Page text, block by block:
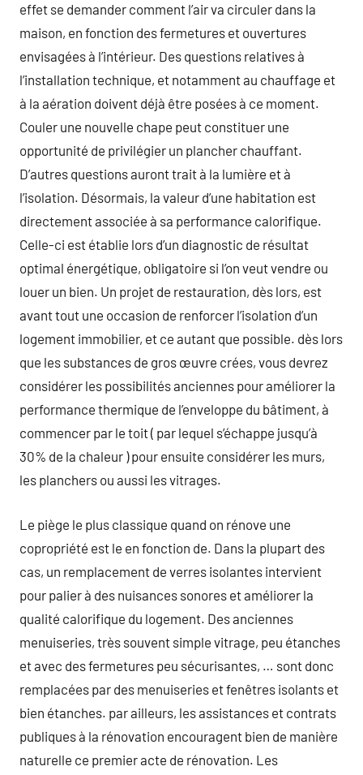
effet se demander comment l’air va circuler dans la
maison, en fonction des fermetures et ouvertures
envisagées à l’intérieur. Des questions relatives à
l’installation technique, et notamment au chauffage et
à la aération doivent déjà être posées à ce moment.
Couler une nouvelle chape peut constituer une
opportunité de privilégier un plancher chauffant.
D’autres questions auront trait à la lumière et à
l’isolation. Désormais, la valeur d’une habitation est
directement associée à sa performance calorifique.
Celle-ci est établie lors d’un diagnostic de résultat
optimal énergétique, obligatoire si l’on veut vendre ou
louer un bien. Un projet de restauration, dès lors, est
avant tout une occasion de renforcer l’isolation d’un
logement immobilier, et ce autant que possible. dès lors
que les substances de gros œuvre crées, vous devrez
considérer les possibilités anciennes pour améliorer la
performance thermique de l’enveloppe du bâtiment, à
commencer par le toit ( par lequel s’échappe jusqu’à
30% de la chaleur ) pour ensuite considérer les murs,
les planchers ou aussi les vitrages.
Le piège le plus classique quand on rénove une
copropriété est le en fonction de. Dans la plupart des
cas, un remplacement de verres isolantes intervient
pour palier à des nuisances sonores et améliorer la
qualité calorifique du logement. Des anciennes
menuiseries, très souvent simple vitrage, peu étanches
et avec des fermetures peu sécurisantes, … sont donc
remplacées par des menuiseries et fenêtres isolants et
bien étanches. par ailleurs, les assistances et contrats
publiques à la rénovation encouragent bien de manière
naturelle ce premier acte de rénovation. Les